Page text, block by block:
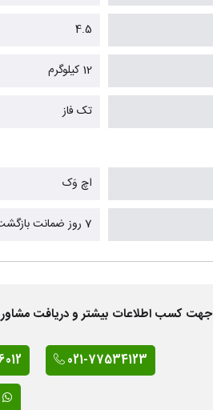
4.5
12 کیلوگرم
تک فاز
اچ وَک
7 روز ضمانت بازگشت
جهت کسب اطلاعات بیشتر و دریافت مشاوره
021-77534123